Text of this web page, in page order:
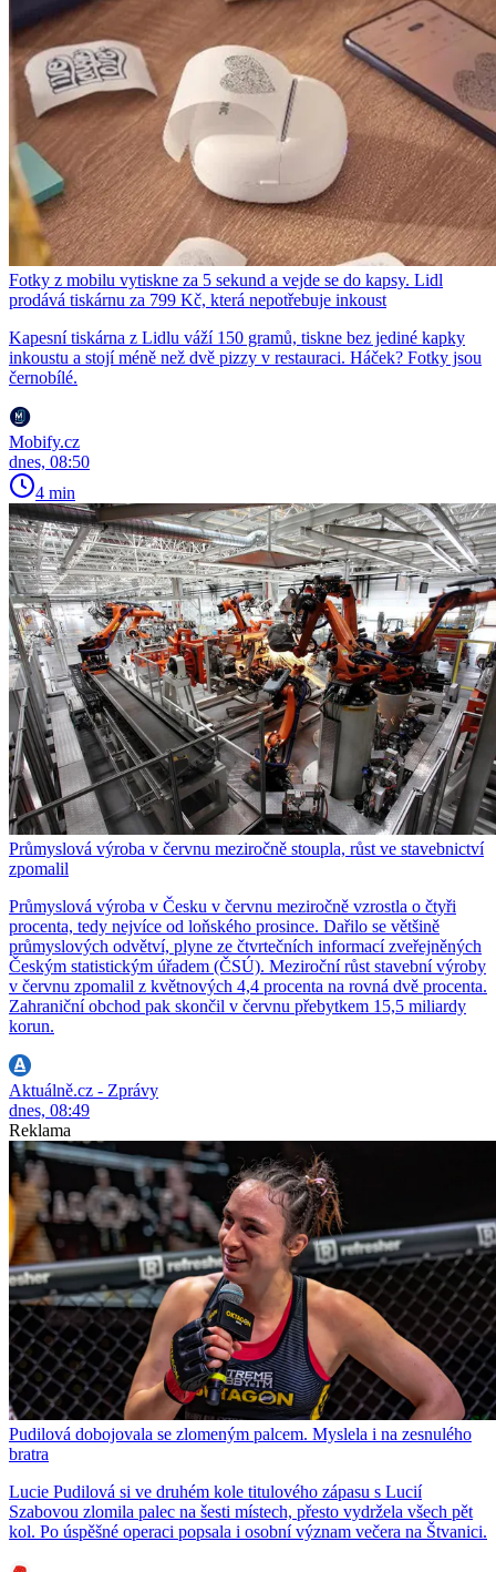
Fotky z mobilu vytiskne za 5 sekund a vejde se do kapsy. Lidl
prodává tiskárnu za 799 Kč, která nepotřebuje inkoust
Kapesní tiskárna z Lidlu váží 150 gramů, tiskne bez jediné kapky
inkoustu a stojí méně než dvě pizzy v restauraci. Háček? Fotky jsou
černobílé.
Mobify.cz
dnes, 08:50
4 min
Průmyslová výroba v červnu meziročně stoupla, růst ve stavebnictví
zpomalil
Průmyslová výroba v Česku v červnu meziročně vzrostla o čtyři
procenta, tedy nejvíce od loňského prosince. Dařilo se většině
průmyslových odvětví, plyne ze čtvrtečních informací zveřejněných
Českým statistickým úřadem (ČSÚ). Meziroční růst stavební výroby
v červnu zpomalil z květnových 4,4 procenta na rovná dvě procenta.
Zahraniční obchod pak skončil v červnu přebytkem 15,5 miliardy
korun.
Aktuálně.cz - Zprávy
dnes, 08:49
Reklama
Pudilová dobojovala se zlomeným palcem. Myslela i na zesnulého
bratra
Lucie Pudilová si ve druhém kole titulového zápasu s Lucií
Szabovou zlomila palec na šesti místech, přesto vydržela všech pět
kol. Po úspěšné operaci popsala i osobní význam večera na Štvanici.